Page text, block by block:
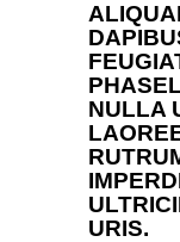
NULLA
URIS.